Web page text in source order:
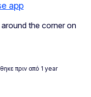
app
the corner on
πριν από 1 year